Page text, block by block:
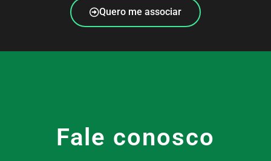
Quero me associar
Fale conosco